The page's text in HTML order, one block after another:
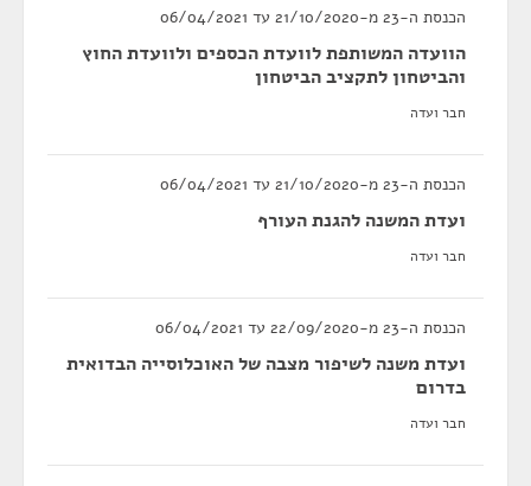
הכנסת ה-23 מ-21/10/2020 עד 06/04/2021
הוועדה המשותפת לוועדת הכספים ולוועדת החוץ
והביטחון לתקציב הביטחון
חבר ועדה
הכנסת ה-23 מ-21/10/2020 עד 06/04/2021
ועדת המשנה להגנת העורף
חבר ועדה
הכנסת ה-23 מ-22/09/2020 עד 06/04/2021
ועדת משנה לשיפור מצבה של האוכלוסייה הבדואית
בדרום
חבר ועדה